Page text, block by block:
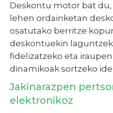
Deskontu motor bat
lehen ordainketan
osatutako berritze
deskontuekin
fidelizatzeko eta
dinamikoak sortzeko
Jakinarazpen
elektronikoz